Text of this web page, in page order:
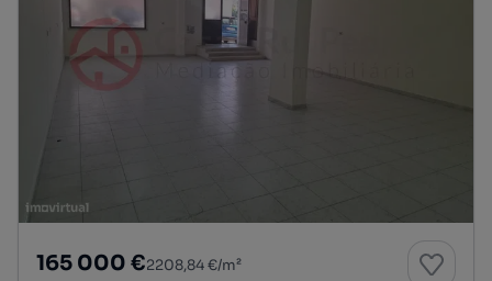
165 000 €2208,84 €/m²